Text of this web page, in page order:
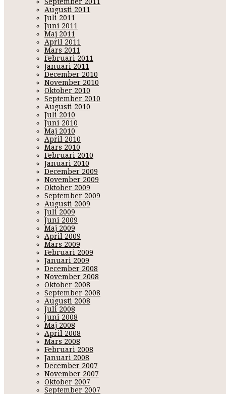
Augusti 2011
Juli 2011
Juni 2011
Maj 2011
April 2011
Mars 2011
Februari 2011
Januari 2011
December 2010
November 2010
Oktober 2010
September 2010
Augusti 2010
Juli 2010
Juni 2010
Maj 2010
April 2010
Mars 2010
Februari 2010
Januari 2010
December 2009
November 2009
Oktober 2009
September 2009
Augusti 2009
Juli 2009
Juni 2009
Maj 2009
April 2009
Mars 2009
Februari 2009
Januari 2009
December 2008
November 2008
Oktober 2008
September 2008
Augusti 2008
Juli 2008
Juni 2008
Maj 2008
April 2008
Mars 2008
Februari 2008
Januari 2008
December 2007
November 2007
Oktober 2007
September 2007